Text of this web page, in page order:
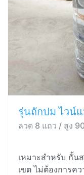
รุ่นถักปม ไวน์
ลวด 8 แถว / สูง
เหมาะสำหรับ กั้น
เขต ไม่ต้องการค